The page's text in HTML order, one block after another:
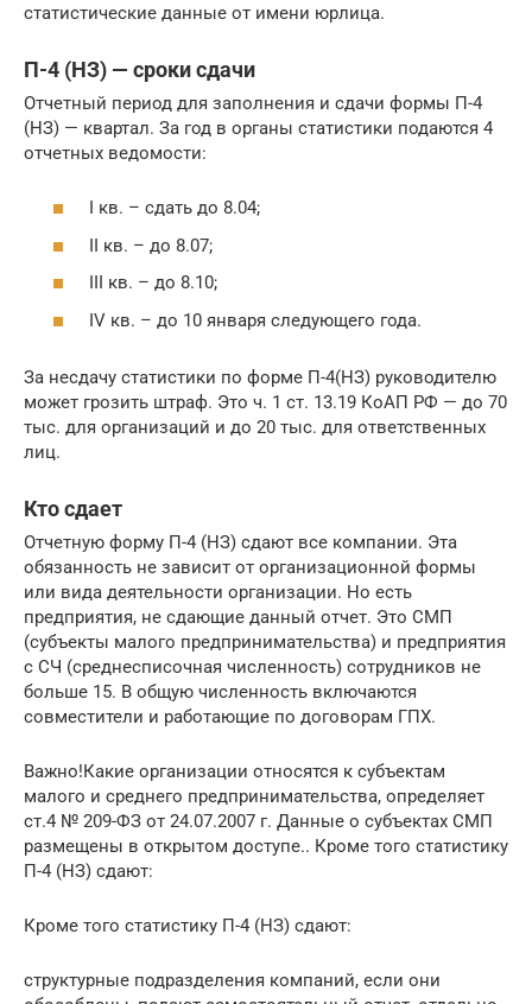
статистические данные от имени юрлица.
П-4 (НЗ) — сроки сдачи
Отчетный период для заполнения и сдачи формы П-4
(НЗ) — квартал. За год в органы статистики подаются 4
отчетных ведомости:
I кв. – сдать до 8.04;
II кв. – до 8.07;
III кв. – до 8.10;
IV кв. – до 10 января следующего года.
За несдачу статистики по форме П-4(НЗ) руководителю
может грозить штраф. Это ч. 1 ст. 13.19 КоАП РФ — до 70
тыс. для организаций и до 20 тыс. для ответственных
лиц.
Кто сдает
Отчетную форму П-4 (НЗ) сдают все компании. Эта
обязанность не зависит от организационной формы
или вида деятельности организации. Но есть
предприятия, не сдающие данный отчет. Это СМП
(субъекты малого предпринимательства) и предприятия
с СЧ (среднесписочная численность) сотрудников не
больше 15. В общую численность включаются
совместители и работающие по договорам ГПХ.
Важно!Какие организации относятся к субъектам
малого и среднего предпринимательства, определяет
ст.4 № 209-ФЗ от 24.07.2007 г. Данные о субъектах СМП
размещены в открытом доступе.. Кроме того статистику
П-4 (НЗ) сдают:
Кроме того статистику П-4 (НЗ) сдают:
структурные подразделения компаний, если они